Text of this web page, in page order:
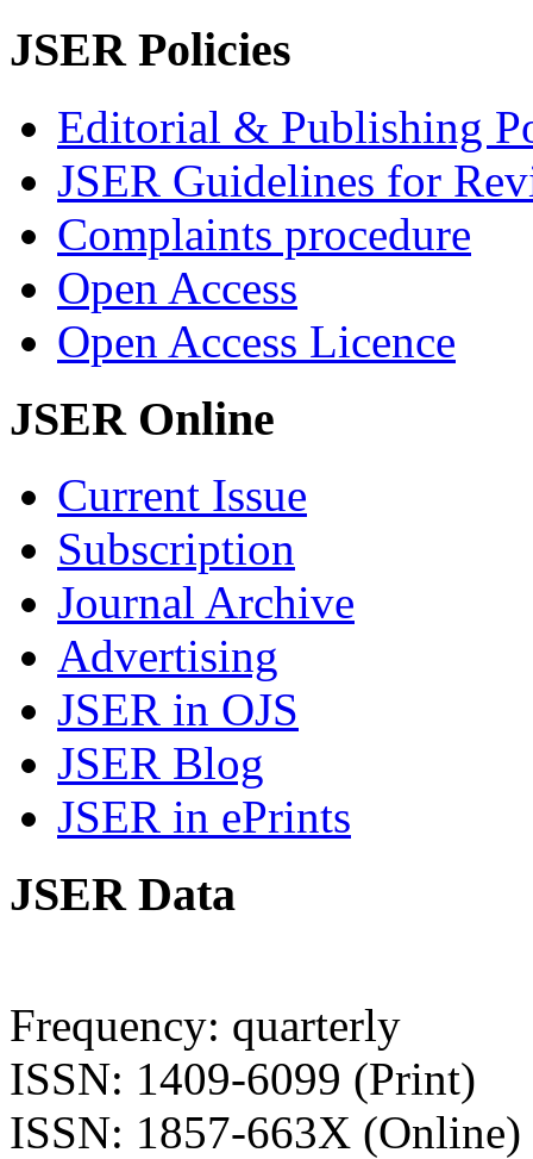
JSER Policies
Editorial & Publishing
JSER Guidelines for
Complaints procedure
Open Access
Open Access Licence
JSER Online
Current Issue
Subscription
Journal Archive
Advertising
JSER in OJS
JSER Blog
JSER in ePrints
JSER Data
Frequency: quarterly
ISSN: 1409-6099 (Print)
ISSN: 1857-663X (Online)